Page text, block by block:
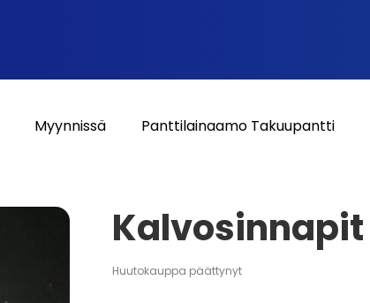
Myynnissä Panttilainaamo Takuupantti
Kalvosinnapit
Huutokauppa päättynyt